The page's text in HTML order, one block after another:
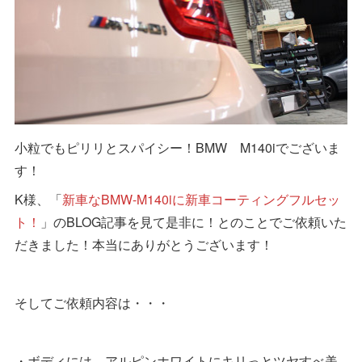
小粒でもピリリとスパイシー！BMW M140iでございま
す！
K様、「新車なBMW-M140iに新車コーティングフルセッ
ト！ 」のBLOG記事を見て是非に！とのことでご依頼いた
だきました！本当にありがとうございます！
そしてご依頼内容は・・・